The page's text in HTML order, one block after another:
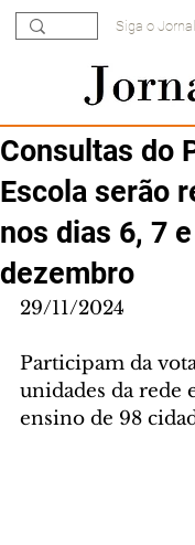
Siga o
Consultas do
Escola serão
nos dias 6, 7
dezembro
29/11/2024
Participam da
unidades da rede
ensino de 98